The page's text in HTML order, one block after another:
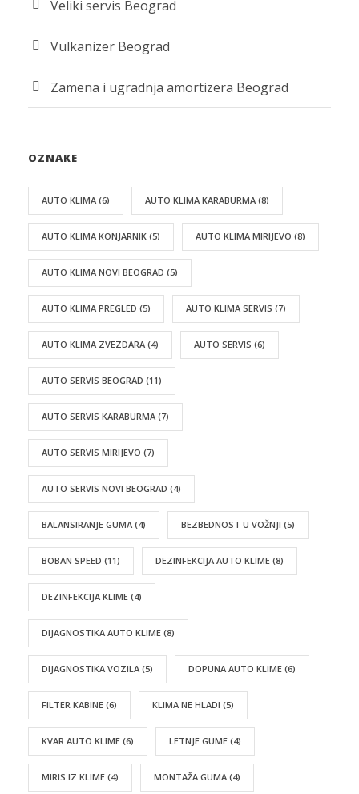
Veliki servis Beograd
Vulkanizer Beograd
Zamena i ugradnja amortizera Beograd
OZNAKE
AUTO KLIMA (6) AUTO KLIMA KARABURMA (8)
AUTO KLIMA KONJARNIK (5) AUTO KLIMA MIRIJEVO (8)
AUTO KLIMA NOVI BEOGRAD (5)
AUTO KLIMA PREGLED (5) AUTO KLIMA SERVIS (7)
AUTO KLIMA ZVEZDARA (4) AUTO SERVIS (6)
AUTO SERVIS BEOGRAD (11)
AUTO SERVIS KARABURMA (7)
AUTO SERVIS MIRIJEVO (7)
AUTO SERVIS NOVI BEOGRAD (4)
BALANSIRANJE GUMA (4) BEZBEDNOST U VOŽNJI (5)
BOBAN SPEED (11) DEZINFEKCIJA AUTO KLIME (8)
DEZINFEKCIJA KLIME (4)
DIJAGNOSTIKA AUTO KLIME (8)
DIJAGNOSTIKA VOZILA (5) DOPUNA AUTO KLIME (6)
FILTER KABINE (6) KLIMA NE HLADI (5)
KVAR AUTO KLIME (6) LETNJE GUME (4)
MIRIS IZ KLIME (4) MONTAŽA GUMA (4)